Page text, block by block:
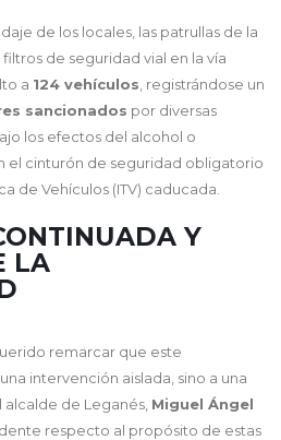
de los locales, las patrullas de la
de seguridad vial en la vía
a 124 vehículos , registrándose un
sancionados por diversas
los efectos del alcohol o
el cinturón de seguridad obligatorio
de Vehículos (ITV) caducada.
Y
LA
remarcar que este
intervención aislada, sino a una
de Leganés, Miguel Ángel
respecto al propósito de estas